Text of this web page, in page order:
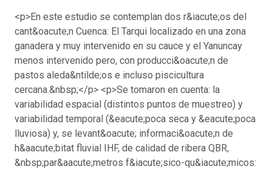
<p>En este estudio se contemplan dos r&iacute;os del
cant&oacute;n Cuenca: El Tarqui localizado en una zona
ganadera y muy intervenido en su cauce y el Yanuncay
menos intervenido pero, con producci&oacute;n de
pastos aleda&ntilde;os e incluso piscicultura
cercana.&nbsp;</p> <p>Se tomaron en cuenta: la
variabilidad espacial (distintos puntos de muestreo) y
variabilidad temporal (&eacute;poca seca y &eacute;poca
lluviosa) y, se levant&oacute; informaci&oacute;n de
h&aacute;bitat fluvial IHF, de calidad de ribera QBR,
&nbsp;par&aacute;metros f&iacute;sico-qu&iacute;micos: